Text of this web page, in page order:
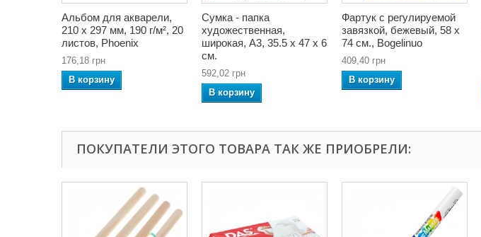
Альбом для акварели,
210 x 297 мм, 190 г/м², 20
листов, Phoenix
176,18 грн
В корзину
Сумка - папка
художественная,
широкая, А3, 35.5 x 47 x 6
см.
592,02 грн
В корзину
Фартук с регулируемой
завязкой, бежевый, 58 x
74 см., Bogelinuo
409,40 грн
В корзину
ПОКУПАТЕЛИ ЭТОГО ТОВАРА ТАК ЖЕ ПРИОБРЕЛИ: